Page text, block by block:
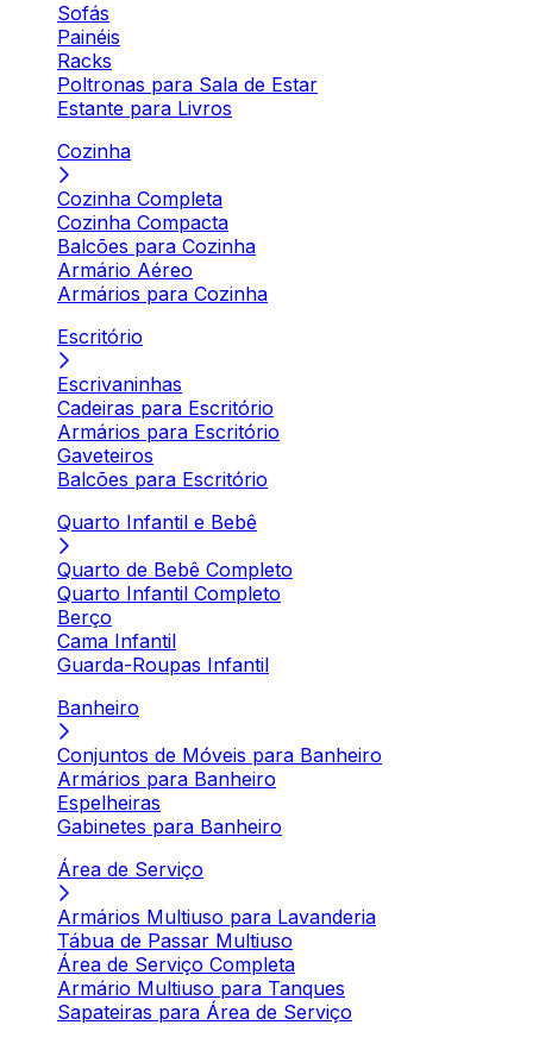
Sofás
Painéis
Racks
Poltronas para Sala de Estar
Estante para Livros
Cozinha
Cozinha Completa
Cozinha Compacta
Balcões para Cozinha
Armário Aéreo
Armários para Cozinha
Escritório
Escrivaninhas
Cadeiras para Escritório
Armários para Escritório
Gaveteiros
Balcões para Escritório
Quarto Infantil e Bebê
Quarto de Bebê Completo
Quarto Infantil Completo
Berço
Cama Infantil
Guarda-Roupas Infantil
Banheiro
Conjuntos de Móveis para Banheiro
Armários para Banheiro
Espelheiras
Gabinetes para Banheiro
Área de Serviço
Armários Multiuso para Lavanderia
Tábua de Passar Multiuso
Área de Serviço Completa
Armário Multiuso para Tanques
Sapateiras para Área de Serviço